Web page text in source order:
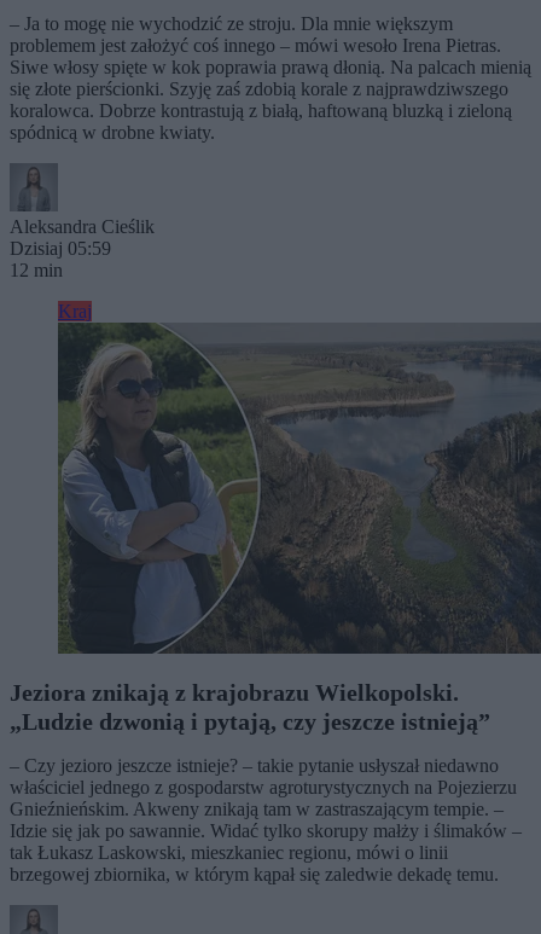
– Ja to mogę nie wychodzić ze stroju. Dla mnie większym
problemem jest założyć coś innego – mówi wesoło Irena Pietras.
Siwe włosy spięte w kok poprawia prawą dłonią. Na palcach mienią
się złote pierścionki. Szyję zaś zdobią korale z najprawdziwszego
koralowca. Dobrze kontrastują z białą, haftowaną bluzką i zieloną
spódnicą w drobne kwiaty.
Aleksandra Cieślik
Dzisiaj 05:59
12 min
Kraj
Jeziora znikają z krajobrazu Wielkopolski.
„Ludzie dzwonią i pytają, czy jeszcze istnieją”
– Czy jezioro jeszcze istnieje? – takie pytanie usłyszał niedawno
właściciel jednego z gospodarstw agroturystycznych na Pojezierzu
Gnieźnieńskim. Akweny znikają tam w zastraszającym tempie. –
Idzie się jak po sawannie. Widać tylko skorupy małży i ślimaków –
tak Łukasz Laskowski, mieszkaniec regionu, mówi o linii
brzegowej zbiornika, w którym kąpał się zaledwie dekadę temu.